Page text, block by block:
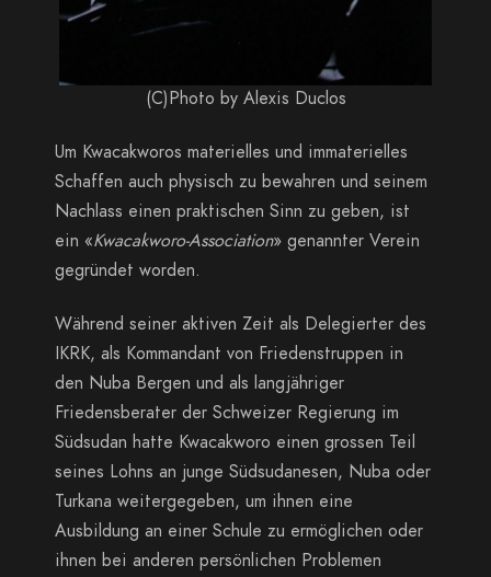
(C)Photo by Alexis Duclos
Um Kwacakworos materielles und immaterielles
Schaffen auch physisch zu bewahren und seinem
Nachlass einen praktischen Sinn zu geben, ist
ein «Kwacakworo-Association» genannter Verein
gegründet worden.
Während seiner aktiven Zeit als Delegierter des
IKRK, als Kommandant von Friedenstruppen in
den Nuba Bergen und als langjähriger
Friedensberater der Schweizer Regierung im
Südsudan hatte Kwacakworo einen grossen Teil
seines Lohns an junge Südsudanesen, Nuba oder
Turkana weitergegeben, um ihnen eine
Ausbildung an einer Schule zu ermöglichen oder
ihnen bei anderen persönlichen Problemen